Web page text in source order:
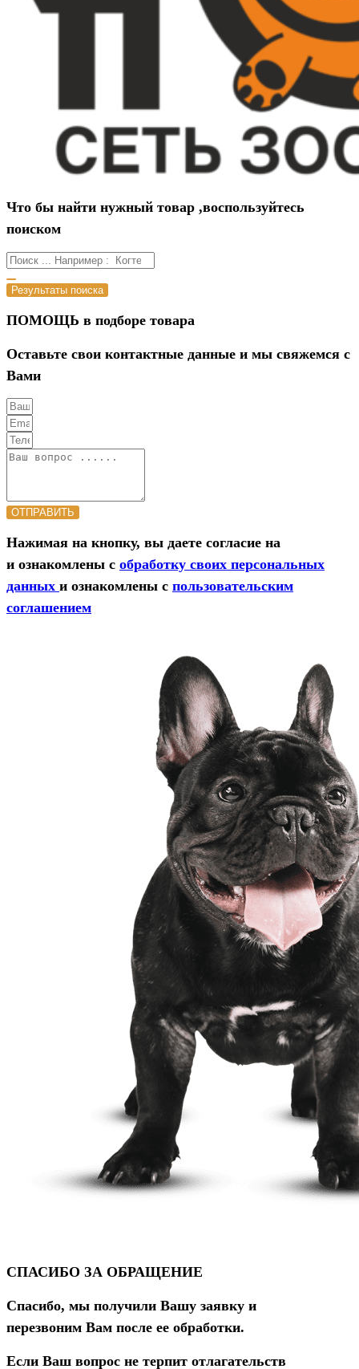
Что бы найти нужный товар ,воспользуйтесь
поиском
Результаты поиска
ПОМОЩЬ в подборе товара
Оставьте свои контактные данные и мы свяжемся с
Вами
ОТПРАВИТЬ
Нажимая на кнопку, вы даете согласие на
и ознакомлены с обработку своих персональных
данных и ознакомлены с пользовательским
соглашением
СПАСИБО ЗА ОБРАЩЕНИЕ
Спасибо, мы получили Вашу заявку и
перезвоним Вам после ее обработки.
Если Ваш вопрос не терпит отлагательств